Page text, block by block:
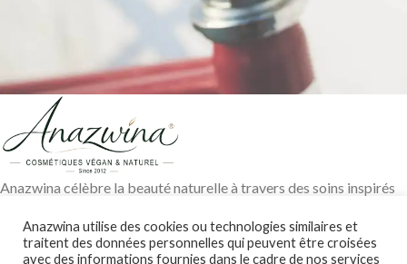
Furniture
Netus eu mollis hac dignis
Anazwina célèbre la beauté naturelle à travers des soins inspirés
ingrédients soigneusement sélectionnés pour révéler l’éclat
authentique de votre peau et de vos cheveux.
Anazwina utilise des cookies ou technologies similaires et
traitent des données personnelles qui peuvent être croisées
avec des informations fournies dans le cadre de nos services